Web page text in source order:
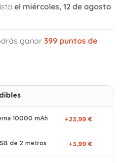
el miércoles, 12 de agosto
ganar 399puntos de
10000 mAh +23,99 €
de 2 metros +3,99 €